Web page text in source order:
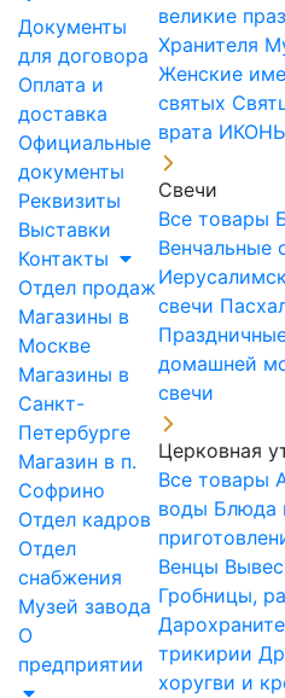
Документы
для договора
Оплата и
доставка
Официальные
документы
Реквизиты
Выставки
Контакты
Отдел продаж
Магазины в
Москве
Магазины в
Санкт-
Петербурге
Магазин в п.
Софрино
Отдел кадров
Отдел
снабжения
Музей завода
О
предприятии
великие
Хранителя
Женские
святых
врата
Свечи
Все товары
Венчальные
свечи
домашней
свечи
Церковная
Все товары
воды Блюда
Венцы
Гробницы,
трикирии
хоругви и